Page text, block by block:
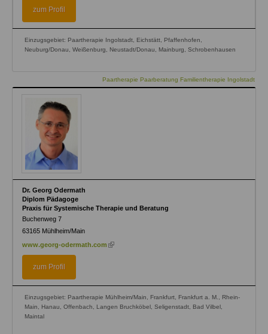
zum Profil
Einzugsgebiet: Paartherapie Ingolstadt, Eichstätt, Pfaffenhofen,
Neuburg/Donau, Weißenburg, Neustadt/Donau, Mainburg, Schrobenhausen
Paartherapie Paarberatung Familientherapie Ingolstadt
Dr. Georg Odermath
Diplom Pädagoge
Praxis für Systemische Therapie und Beratung
Buchenweg 7
63165 Mühlheim/Main
www.georg-odermath.com (link
zum Profil
Einzugsgebiet: Paartherapie Mühlheim/Main, Frankfurt, Frankfurt a. M., Rhein-
Main, Hanau, Offenbach, Langen Bruchköbel, Seligenstadt, Bad Vilbel,
Maintal